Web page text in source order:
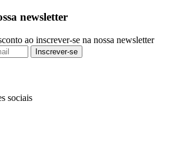
newsletter
ao inscrever-se na nossa newsletter
Inscrever-se
sociais